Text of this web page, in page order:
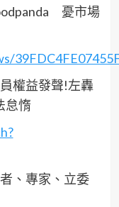
憂市場
權益發聲!左轟
怠惰
、專家、立委